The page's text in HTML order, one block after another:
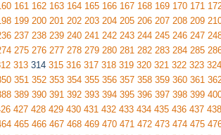
161 162 163 164 165 166 167 168 169 170 171
199 200 201 202 203 204 205 206 207 208 209
237 238 239 240 241 242 243 244 245 246 247
275 276 277 278 279 280 281 282 283 284 285
313 314 315 316 317 318 319 320 321 322 323 324
351 352 353 354 355 356 357 358 359 360 361
389 390 391 392 393 394 395 396 397 398 399
427 428 429 430 431 432 433 434 435 436 437 438
465 466 467 468 469 470 471 472 473 474 475